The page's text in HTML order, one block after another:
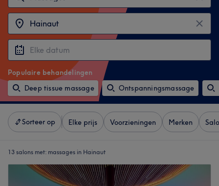
Populaire behandelingen
Deep tissue massage
Ontspanningsmassage
Sorteer op Elke prijs Voorzieningen Merken
13 salons met: massages in Hainaut